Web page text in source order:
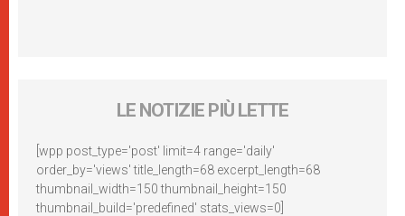
LE NOTIZIE PIÙ LETTE
[wpp post_type='post' limit=4 range='daily'
order_by='views' title_length=68 excerpt_length=68
thumbnail_width=150 thumbnail_height=150
thumbnail_build='predefined' stats_views=0]